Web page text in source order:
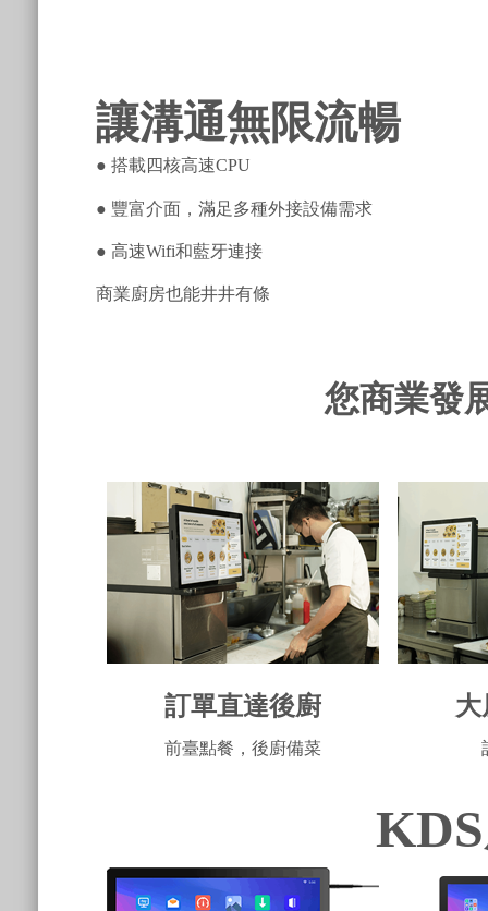
讓溝通無限流暢
● 搭載四核高速CPU
● 豐富介面，滿足多種外接設備需求
● 高速Wifi和藍牙連接
商業廚房也能井井有條
您商業發
訂單直達後廚
前臺點餐，後廚備菜
大